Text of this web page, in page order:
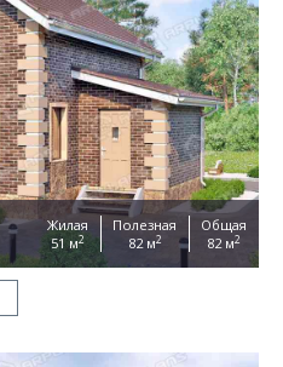
Жилая
51 м2
Полезная
82 м2
Общая
82 м2